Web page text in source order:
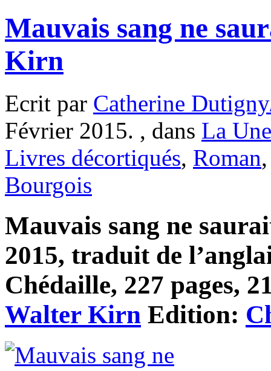
Mauvais sang ne
Kirn
Ecrit par Catherine
Février 2015. , dans La
Livres décortiqués, Roman
Bourgois
Mauvais sang ne
2015, traduit de
Chédaille, 227 pages,
Walter Kirn Edition: